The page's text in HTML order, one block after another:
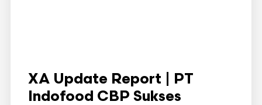
XA Update Report | PT
Indofood CBP Sukses